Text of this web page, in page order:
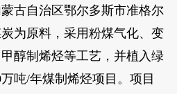
自治区鄂尔多斯市准格尔
为原料，采用粉煤气化、变
醇制烯烃等工艺，并植入绿
吨/年煤制烯烃项目。项目